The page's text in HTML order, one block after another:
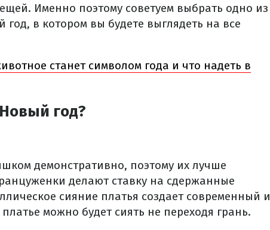
Именно поэтому советуем выбрать одно из
в котором вы будете выглядеть на все
станет символом года и что надеть в
год?
демонстративно, поэтому их лучше
делают ставку на сдержанные
сияние платья создает современный и
можно будет сиять не переходя грань.